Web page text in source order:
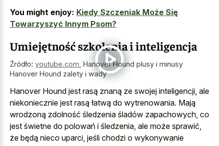
You might enjoy: Kiedy Szczeniak Może Się
Towarzyszyć Innym Psom?
Umiejętność szkolenia i inteligencja
Źródło: youtube.com Hanover Hound plusy i minusy
Hanover Hound zalety i wady
Hanover Hound jest rasą znaną ze swojej inteligencji, ale
niekoniecznie jest rasą łatwą do wytrenowania. Mają
wrodzoną zdolność śledzenia śladów zapachowych, co
jest świetne do polowań i śledzenia, ale może sprawić,
że będą nieco uparci, jeśli chodzi o wykonywanie